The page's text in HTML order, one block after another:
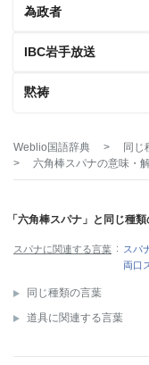
為政者
IBC岩手放送
黙祷
Weblio国語辞典 > 同じ
>
六角棒スパナの意味・
「六角棒スパナ」と同じ種
スパナに関連する言葉 スパ
両口
同じ種類の言葉
道具に関連する言葉